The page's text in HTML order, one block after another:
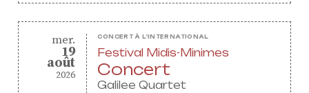
mercredi
mer.
19
août
août
2026
CONCERT À L'INTERNATIONAL
Festival Midis-Minimes
Concert
Galilee Quartet